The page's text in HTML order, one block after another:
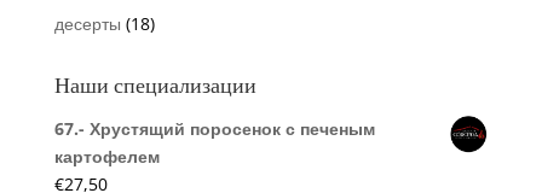
десерты (18)
Наши специализации
67.- Хрустящий поросенок с печеным
картофелем
€27,50